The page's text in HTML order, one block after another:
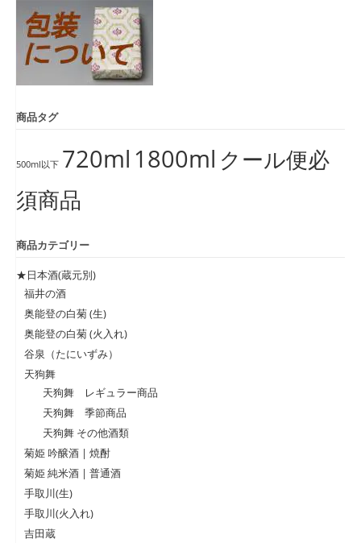
商品タグ
500ml以下 720ml 1800ml クール便必
須商品
商品カテゴリー
★日本酒(蔵元別)
福井の酒
奥能登の白菊 (生)
奥能登の白菊 (火入れ)
谷泉（たにいずみ）
天狗舞
天狗舞 レギュラー商品
天狗舞 季節商品
天狗舞 その他酒類
菊姫 吟醸酒 | 焼酎
菊姫 純米酒 | 普通酒
手取川(生)
手取川(火入れ)
吉田蔵